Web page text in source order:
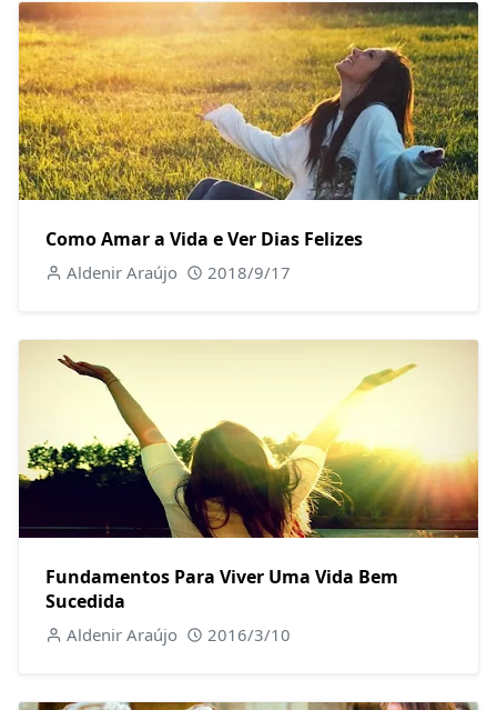
Como Amar a Vida e Ver Dias Felizes
Aldenir Araújo 2018/9/17
Fundamentos Para Viver Uma Vida Bem
Sucedida
Aldenir Araújo 2016/3/10